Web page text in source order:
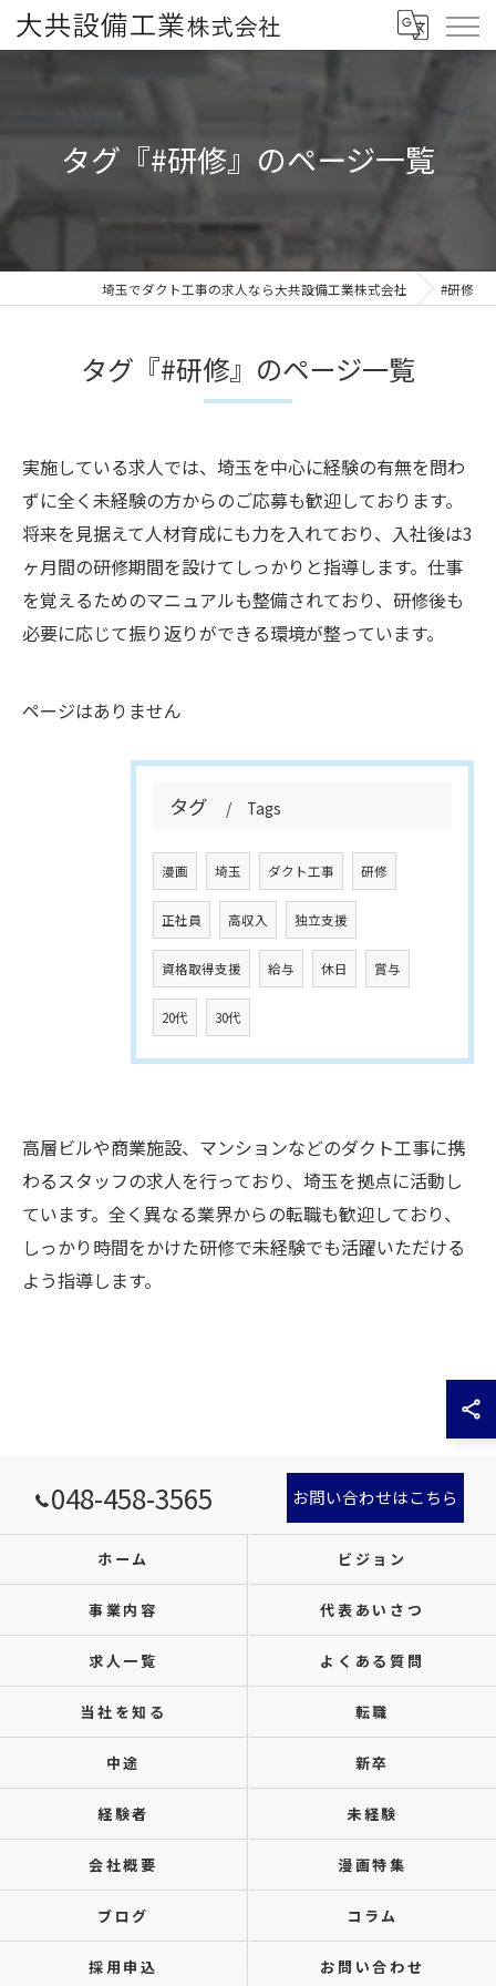
タグ『#研修』のページ一覧
埼玉でダクト工事の求人なら大共設備工業株式会社 #研修
タグ『#研修』のページ一覧
実施している求人では、埼玉を中心に経験の有無を問わ
ずに全く未経験の方からのご応募も歓迎しております。
将来を見据えて人材育成にも力を入れており、入社後は3
ヶ月間の研修期間を設けてしっかりと指導します。仕事
を覚えるためのマニュアルも整備されており、研修後も
必要に応じて振り返りができる環境が整っています。
ページはありません
タグ Tags
漫画 埼玉 ダクト工事 研修
正社員 高収入 独立支援
資格取得支援 給与 休日 賞与
20代 30代
高層ビルや商業施設、マンションなどのダクト工事に携
わるスタッフの求人を行っており、埼玉を拠点に活動し
ています。全く異なる業界からの転職も歓迎しており、
しっかり時間をかけた研修で未経験でも活躍いただける
よう指導します。
048-458-3565 お問い合わせはこちら
ホーム ビジョン
事業内容 代表あいさつ
求人一覧 よくある質問
当社を知る 転職
中途 新卒
経験者 未経験
会社概要 漫画特集
ブログ コラム
採用申込 お問い合わせ